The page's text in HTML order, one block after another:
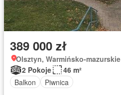
389 000 zł
Olsztyn, Warmińsko-mazurskie
2 Pokoje
46 m²
Balkon
Piwnica